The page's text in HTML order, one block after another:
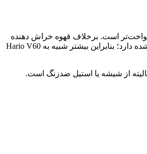
است. برخلاف قهوه خراش دهنده
Bonavita Immersion یا Dropper، موج کالیته یک وسیله برای ریختن و انتظار نیست، بلکه یک روش دستی است که نیاز به ریختن یکنواخت آب داغ بر روی قهوه آسیاب شده دارد؛ بنابراین بیشتر شبیه به Hario V60
لیوان ایدئال است. شماره 185 کمی بزرگ‌تر است. دستگاه موج کالیته از شیشه یا استیل ضدزنگ است.